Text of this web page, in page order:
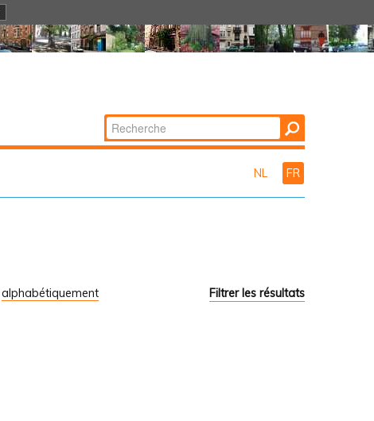
Chercher par
Recherche
NL FR
Filtrer les résultats
alphabétiquement